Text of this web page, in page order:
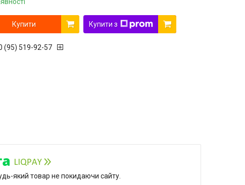
Купити Купити з
(95) 519-92-57
який товар не покидаючи сайту.